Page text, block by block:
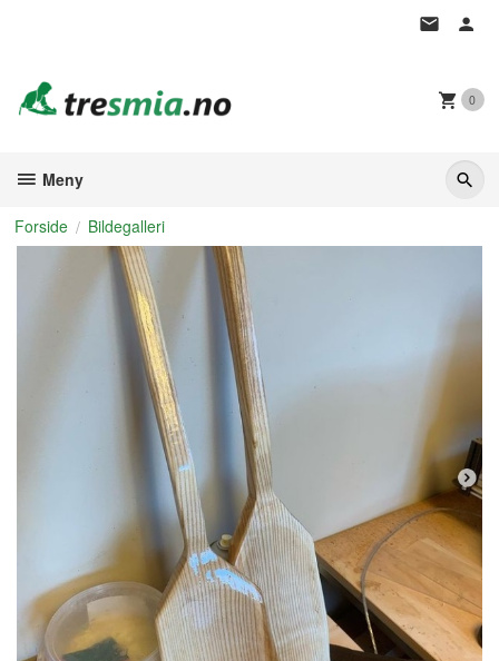
0
Meny
Forside Bildegalleri